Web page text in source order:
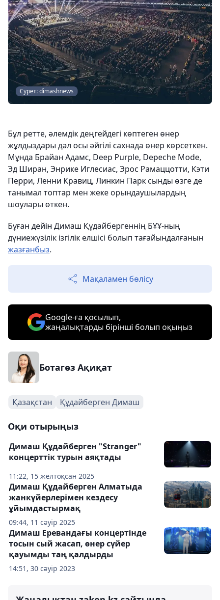
Сурет: dimashnews
Бұл ретте, әлемдік деңгейдегі көптеген өнер
жұлдыздары дәл осы әйгілі сахнада өнер көрсеткен.
Мұнда Брайан Адамс, Deep Purple, Depeche Mode,
Эд Ширан, Энрике Иглесиас, Эрос Рамаццотти, Кэти
Перри, Ленни Кравиц, Линкин Парк сынды өзге де
танымал топтар мен жеке орындаушылардың
шоулары өткен.
Бұған дейін Димаш Құдайбергеннің БҰҰ-ның
дүниежүзілік ізгілік елшісі болып тағайындалғанын
жазғанбыз.
Мақаламен бөлісу
Google-ға қосылып,
жаңалықтарды бірінші болып оқыңыз
Ботагөз Ақиқат
Қазақстан Құдайберген Димаш
Оқи отырыңыз
11:22, 15 желтоқсан 2025
Димаш Құдайберген "Stranger"
концерттік турын аяқтады
09:44, 11 сәуір 2025
Димаш Құдайберген Алматыда
жанкүйерлерімен кездесу
ұйымдастырмақ
14:51, 30 сәуір 2023
Димаш Еревандағы концертінде
тосын сый жасап, өнер сүйер
қауымды таң қалдырды